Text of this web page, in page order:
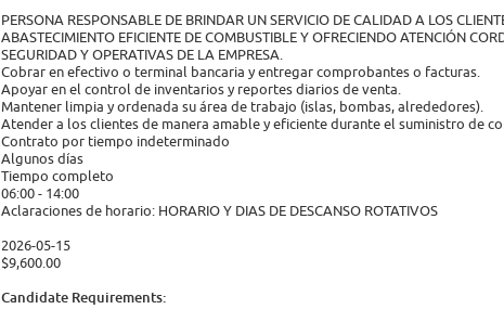
PERSONA RESPONSABLE DE BRINDAR UN SERVICIO DE CALIDAD A LOS
ABASTECIMIENTO EFICIENTE DE COMBUSTIBLE Y OFRECIENDO ATENCIÓN
SEGURIDAD Y OPERATIVAS DE LA EMPRESA.
Cobrar en efectivo o terminal bancaria y entregar comprobantes o facturas.
Apoyar en el control de inventarios y reportes diarios de venta.
Mantener limpia y ordenada su área de trabajo (islas, bombas, alrededores).
Atender a los clientes de manera amable y eficiente durante el suministro de
Contrato por tiempo indeterminado
Algunos días
Tiempo completo
06:00 - 14:00
Aclaraciones de horario: HORARIO Y DIAS DE DESCANSO ROTATIVOS
2026-05-15
$9,600.00
Candidate Requirements: